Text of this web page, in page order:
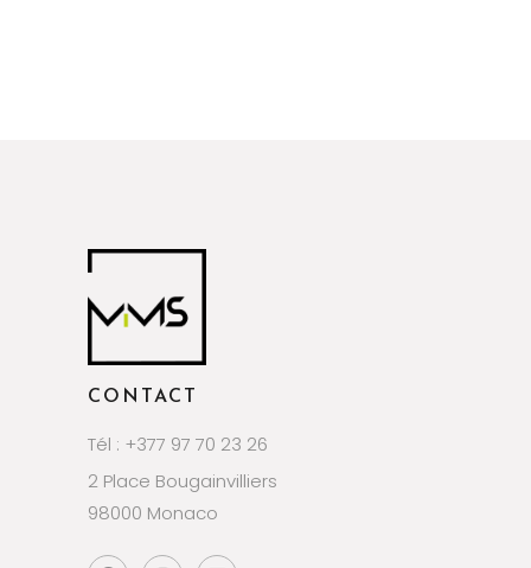
CONTACT
Tél : +377 97 70 23 26
2 Place Bougainvilliers
98000 Monaco